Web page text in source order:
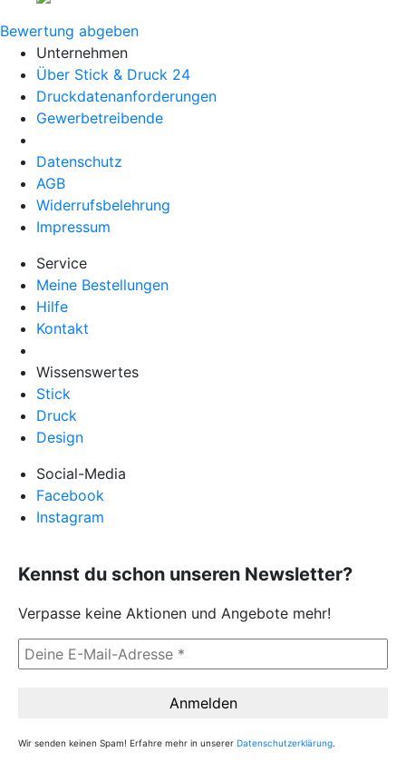
Bewertung abgeben
Unternehmen
Über Stick & Druck 24
Druckdatenanforderungen
Gewerbetreibende
Datenschutz
AGB
Widerrufsbelehrung
Impressum
Service
Meine Bestellungen
Hilfe
Kontakt
Wissenswertes
Stick
Druck
Design
Social-Media
Facebook
Instagram
Kennst du schon unseren Newsletter?
Verpasse keine Aktionen und Angebote mehr!
Wir senden keinen Spam! Erfahre mehr in unserer Datenschutzerklärung.